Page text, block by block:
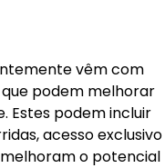
vêm com
podem melhorar
Estes podem incluir
acesso exclusivo
o potencial